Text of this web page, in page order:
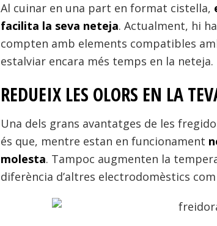
Al cuinar en una part en format cistella,
facilita la seva neteja. Actualment, hi
compten amb elements compatibles
estalviar encara més temps en la neteja.
REDUEIX LES OLORS EN LA
Una dels grans avantatges de les
és que, mentre estan en funcionament
molesta. Tampoc augmenten la
diferència d’altres electrodomèstics